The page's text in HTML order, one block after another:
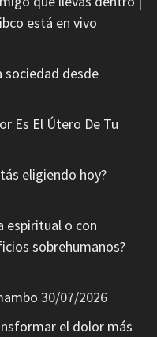
está en vivo
sociedad desde
Es El Útero De Tu
eligiendo hoy?
espiritual o con
sobrehumanos?
30/07/2026
el dolor más